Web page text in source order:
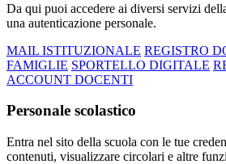
Da qui puoi accedere ai diversi servizi
una autenticazione personale.
MAIL ISTITUZIONALE REGISTRO
FAMIGLIE SPORTELLO DIGITALE
ACCOUNT DOCENTI
Personale scolastico
Entra nel sito della scuola con le tue
contenuti, visualizzare circolari e altre